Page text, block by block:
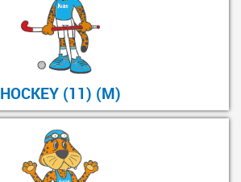
HOCKEY (11) (M)